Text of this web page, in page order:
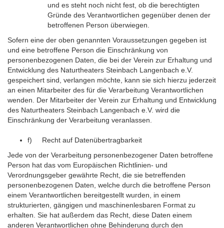
und es steht noch nicht fest, ob die berechtigten
Gründe des Verantwortlichen gegenüber denen der
betroffenen Person überwiegen.
Sofern eine der oben genannten Voraussetzungen gegeben ist
und eine betroffene Person die Einschränkung von
personenbezogenen Daten, die bei der Verein zur Erhaltung und
Entwicklung des Naturtheaters Steinbach Langenbach e.V.
gespeichert sind, verlangen möchte, kann sie sich hierzu jederzeit
an einen Mitarbeiter des für die Verarbeitung Verantwortlichen
wenden. Der Mitarbeiter der Verein zur Erhaltung und Entwicklung
des Naturtheaters Steinbach Langenbach e.V. wird die
Einschränkung der Verarbeitung veranlassen.
f) Recht auf Datenübertragbarkeit
Jede von der Verarbeitung personenbezogener Daten betroffene
Person hat das vom Europäischen Richtlinien- und
Verordnungsgeber gewährte Recht, die sie betreffenden
personenbezogenen Daten, welche durch die betroffene Person
einem Verantwortlichen bereitgestellt wurden, in einem
strukturierten, gängigen und maschinenlesbaren Format zu
erhalten. Sie hat außerdem das Recht, diese Daten einem
anderen Verantwortlichen ohne Behinderung durch den